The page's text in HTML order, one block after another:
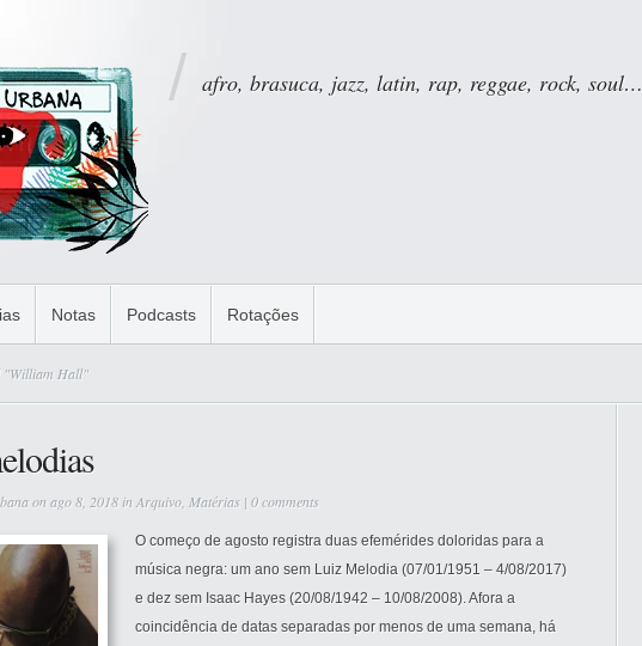
afro, brasuca, jazz, latin, rap, reggae, rock, soul…
Notas Podcasts Rotações
"William Hall"
on ago 8, 2018 inArquivo Matérias | 0 comments
O começo de agosto registra duas efemérides doloridas para a
música negra: um ano sem Luiz Melodia (07/01/1951 – 4/08/2017)
e dez sem Isaac Hayes (20/08/1942 – 10/08/2008). Afora a
coincidência de datas separadas por menos de uma semana, há